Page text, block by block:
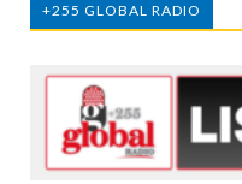
+255 GLOBAL RADIO